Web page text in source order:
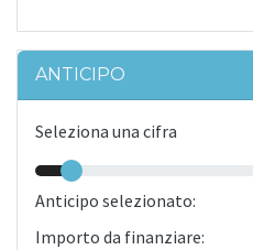
ANTICIPO
Seleziona una cifra
Anticipo selezionato:
Importo da finanziare: